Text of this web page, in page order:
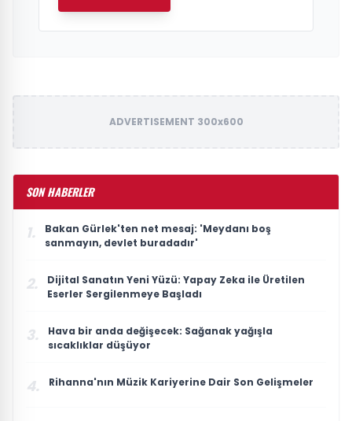
ADVERTISEMENT 300x600
SON HABERLER
1.
Bakan Gürlek'ten net mesaj: 'Meydanı boş
sanmayın, devlet buradadır'
2.
Dijital Sanatın Yeni Yüzü: Yapay Zeka ile Üretilen
Eserler Sergilenmeye Başladı
3.
Hava bir anda değişecek: Sağanak yağışla
sıcaklıklar düşüyor
4. Rihanna'nın Müzik Kariyerine Dair Son Gelişmeler